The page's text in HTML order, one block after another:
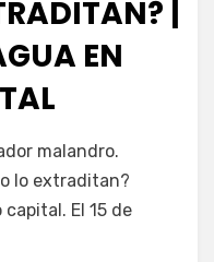
|
EN
malandro.
lo extraditan?
El 15 de